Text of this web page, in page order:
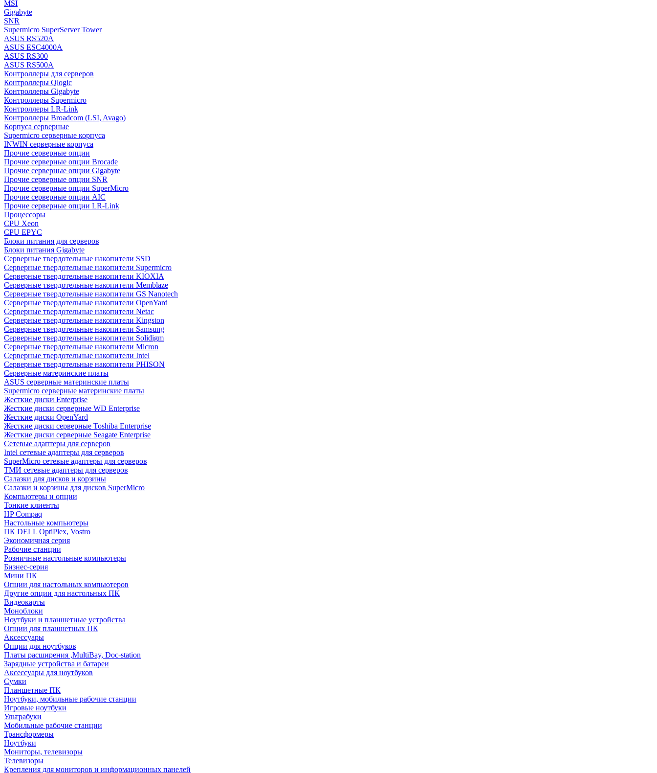
MSI
Gigabyte
SNR
Supermicro SuperServer Tower
ASUS RS520A
ASUS ESC4000A
ASUS RS300
ASUS RS500A
Контроллеры для серверов
Контроллеры Qlogic
Контроллеры Gigabyte
Контроллеры Supermicro
Контроллеры LR-Link
Контроллеры Broadcom (LSI, Avago)
Корпуса серверные
Supermicro серверные корпуса
INWIN серверные корпуса
Прочие серверные опции
Прочие серверные опции Brocade
Прочие серверные опции Gigabyte
Прочие серверные опции SNR
Прочие серверные опции SuperMicro
Прочие серверные опции AIC
Прочие серверные опции LR-Link
Процессоры
CPU Xeon
CPU EPYC
Блоки питания для серверов
Блоки питания Gigabyte
Серверные твердотельные накопители SSD
Cерверные твердотельные накопители Supermicro
Cерверные твердотельные накопители KIOXIA
Cерверные твердотельные накопители Memblaze
Cерверные твердотельные накопители GS Nanotech
Серверные твердотельные накопители OpenYard
Серверные твердотельные накопители Netac
Cерверные твердотельные накопители Kingston
Cерверные твердотельные накопители Samsung
Cерверные твердотельные накопители Solidigm
Cерверные твердотельные накопители Micron
Cерверные твердотельные накопители Intel
Cерверные твердотельные накопители PHISON
Серверные материнские платы
ASUS серверные материнские платы
Supermicro серверные материнские платы
Жесткие диски Enterprise
Жесткие диски серверные WD Enterprise
Жесткие диски OpenYard
Жесткие диски серверные Toshiba Enterprise
Жесткие диски серверные Seagate Enterprise
Сетевые адаптеры для серверов
Intel сетевые адаптеры для серверов
SuperMicro сетевые адаптеры для серверов
ТМИ сетевые адаптеры для серверов
Салазки для дисков и корзины
Салазки и корзины для дисков SuperMicro
Компьютеры и опции
Тонкие клиенты
HP Compaq
Настольные компьютеры
ПК DELL OptiPlex, Vostro
Экономичная серия
Рабочие станции
Розничные настольные компьютеры
Бизнес-серия
Мини ПК
Опции для настольных компьютеров
Другие опции для настольных ПК
Видеокарты
Моноблоки
Ноутбуки и планшетные устройства
Опции для планшетных ПК
Аксессуары
Опции для ноутбуков
Платы расширения ,MultiBay, Doc-station
Зарядные устройства и батареи
Аксессуары для ноутбуков
Сумки
Планшетные ПК
Ноутбуки, мобильные рабочие станции
Игровые ноутбуки
Ультрабуки
Мобильные рабочие станции
Трансформеры
Ноутбуки
Мониторы, телевизоры
Телевизоры
Крепления для мониторов и информационных панелей